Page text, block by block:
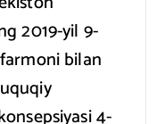
2019-yil 9-
bilan
4-